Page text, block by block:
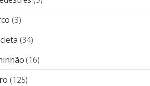
(3)
(34)
(16)
(125)